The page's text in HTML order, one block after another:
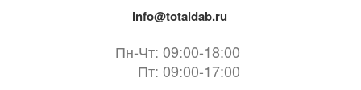
info@totaldab.ru
Пн-Чт: 09:00-18:00
Пт: 09:00-17:00